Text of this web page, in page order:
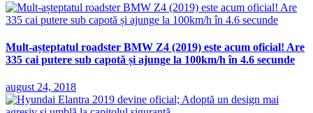
Mult-așteptatul roadster BMW Z4 (2019) este acum oficial! Are
335 cai putere sub capotă și ajunge la 100km/h în 4.6 secunde
august 24, 2018